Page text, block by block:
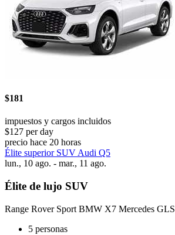
$181
impuestos y cargos incluidos
$127 per day
precio hace 20 horas
Élite superior SUV Audi Q5
lun., 10 ago. - mar., 11 ago.
Élite de lujo SUV
Range Rover Sport BMW X7 Mercedes GLS
5 personas